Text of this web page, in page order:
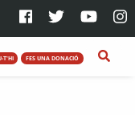
T'HI FES UNA DONACIÓ